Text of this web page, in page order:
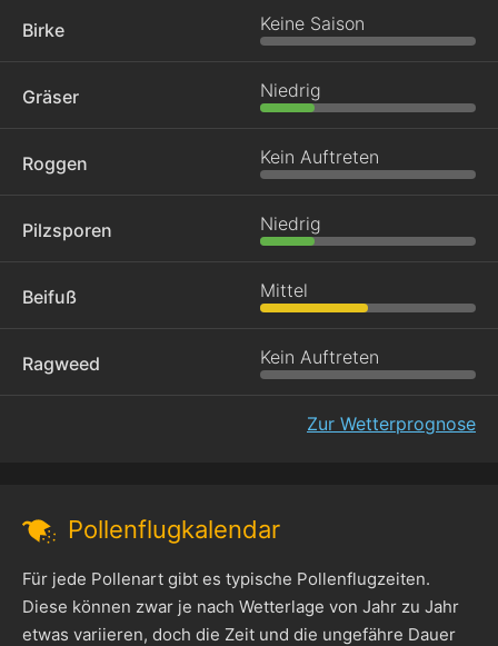
Birke Keine Saison
Gräser Niedrig
Roggen Kein Auftreten
Pilzsporen Niedrig
Beifuß Mittel
Ragweed Kein Auftreten
Zur Wetterprognose
Pollenflugkalendar
Für jede Pollenart gibt es typische Pollenflugzeiten.
Diese können zwar je nach Wetterlage von Jahr zu Jahr
etwas variieren, doch die Zeit und die ungefähre Dauer